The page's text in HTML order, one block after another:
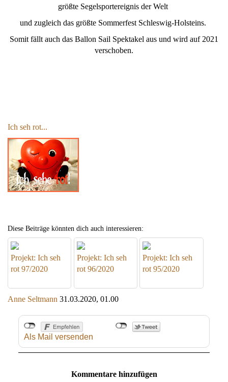
größte Segelsportereignis der Welt
und zugleich das größte Sommerfest Schleswig-Holsteins.
Somit fällt auch das Ballon Sail Spektakel aus und wird auf 2021
verschoben.
Ich seh rot...
Diese Beiträge könnten dich auch interessieren:
Projekt: Ich seh
rot 97/2020
Projekt: Ich seh
rot 96/2020
Projekt: Ich seh
rot 95/2020
Anne Seltmann 31.03.2020, 01.00
Als Mail versenden
Kommentare hinzufügen